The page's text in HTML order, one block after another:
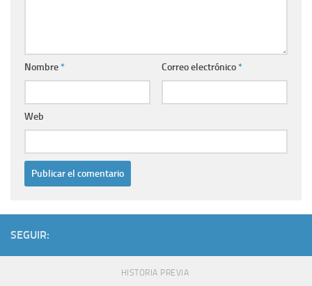
Nombre* Correo electrónico*
Web
SEGUIR:
HISTORIA PREVIA